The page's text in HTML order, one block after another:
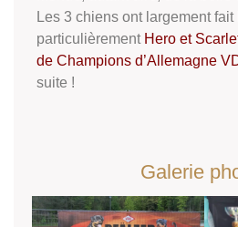
Les 3 chiens ont largement
particulièrement Hero et
de Champions d’Allemagne
suite !